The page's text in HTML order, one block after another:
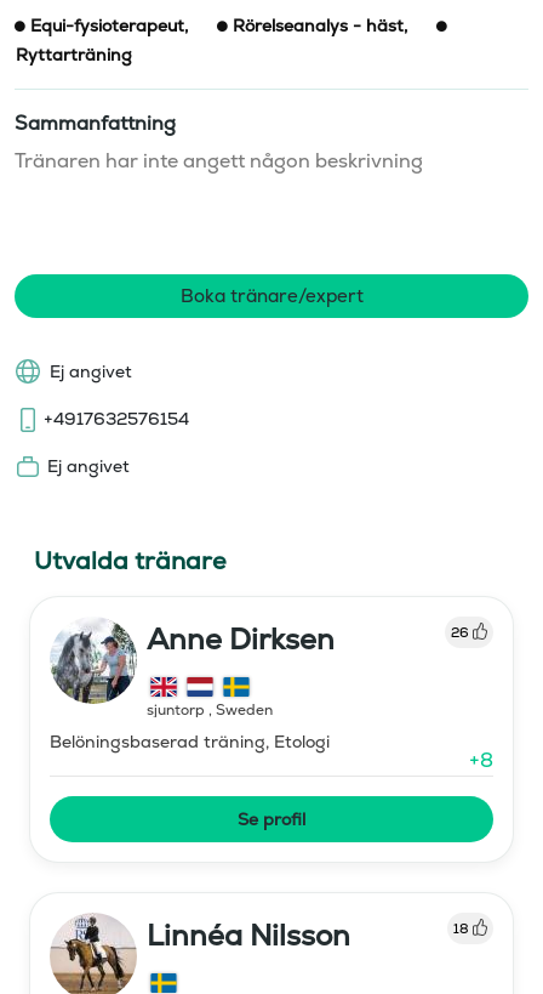
Equi-fysioterapeut, Rörelseanalys - häst,
Ryttarträning
Sammanfattning
Tränaren har inte angett någon beskrivning
Boka tränare/expert
Ej angivet
+4917632576154
Ej angivet
Utvalda tränare
Anne Dirksen 26
sjuntorp , Sweden
Belöningsbaserad träning, Etologi
+8
Se profil
Linnéa Nilsson 18